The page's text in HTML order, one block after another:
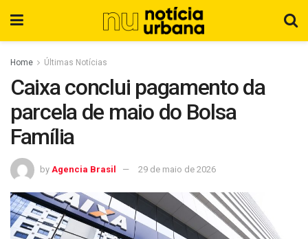
Home Últimas Notícias
Caixa conclui pagamento da
parcela de maio do Bolsa
Família
by Agencia Brasil 29 de maio de 2026